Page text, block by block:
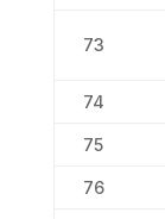
73
74
75
76